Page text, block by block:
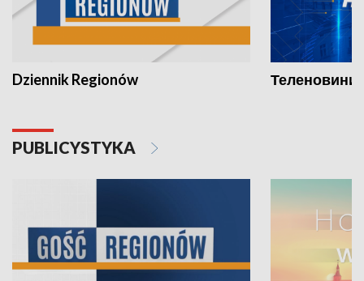
Dziennik Regionów Теленовини
PUBLICYSTYKA